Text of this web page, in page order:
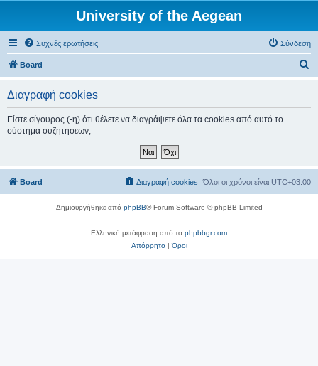
University of the Aegean
Συχνές ερωτήσεις Σύνδεση
Board
σ
Διαγραφή cookies
Είστε σίγουρος (-η) ότι θέλετε να διαγράψετε όλα τα cookies από αυτό το
σύστημα συζητήσεων;
Board Όλοι οι χρόνοι είναι UTC+03:00
Διαγραφή cookies
Δημιουργήθηκε από phpBB® Forum Software © phpBB Limited
Ελληνική μετάφραση από το phpbbgr.com
Απόρρητο|Όροι